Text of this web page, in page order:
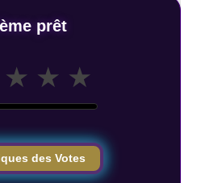
prêt
★ ★ ★
des Votes